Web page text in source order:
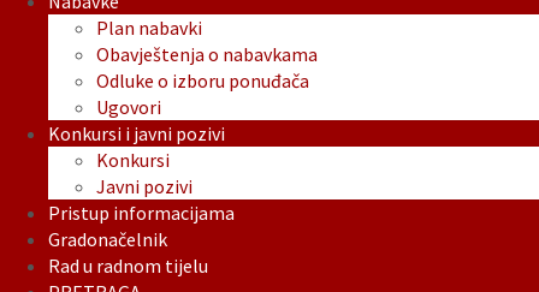
Plan nabavki
Obavještenja o nabavkama
Odluke o izboru ponuđača
Ugovori
Konkursi i javni pozivi
Konkursi
Javni pozivi
Pristup informacijama
Gradonačelnik
Rad u radnom tijelu